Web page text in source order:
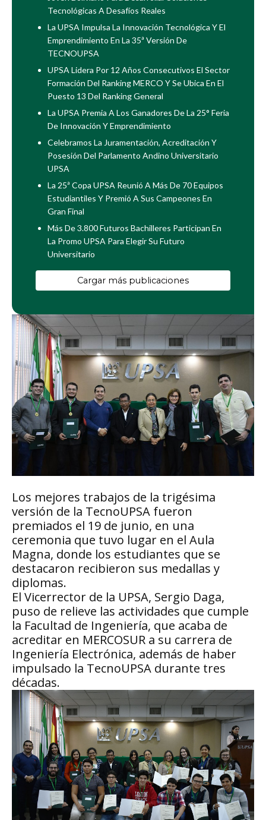
Los mejores trabajos de la trigésima
versión de la TecnoUPSA fueron
premiados el 19 de junio, en una
ceremonia que tuvo lugar en el Aula
Magna, donde los estudiantes que se
destacaron recibieron sus medallas y
diplomas.
El Vicerrector de la UPSA, Sergio Daga,
puso de relieve las actividades que cumple
la Facultad de Ingeniería, que acaba de
acreditar en MERCOSUR a su carrera de
Ingeniería Electrónica, además de haber
impulsado la TecnoUPSA durante tres
décadas.
Tecnológicas A Desafíos Reales
La UPSA Impulsa La Innovación Tecnológica Y El
Emprendimiento En La 35ª Versión De
TECNOUPSA
UPSA Lidera Por 12 Años Consecutivos El Sector
Formación Del Ranking MERCO Y Se Ubica En El
Puesto 13 Del Ranking General
La UPSA Premia A Los Ganadores De La 25° Feria
De Innovación Y Emprendimiento
Celebramos La Juramentación, Acreditación Y
Posesión Del Parlamento Andino Universitario
UPSA
La 25ª Copa UPSA Reunió A Más De 70 Equipos
Estudiantiles Y Premió A Sus Campeones En
Gran Final
Más De 3.800 Futuros Bachilleres Participan En
La Promo UPSA Para Elegir Su Futuro
Universitario
Cargar más publicaciones